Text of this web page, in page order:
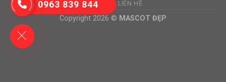
TIN TỨC
LIÊN HỆ
Copyright 2026 © MASCOT ĐẸP
0963 839 844